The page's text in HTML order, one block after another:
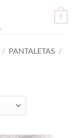
0
/ PANTALETAS /